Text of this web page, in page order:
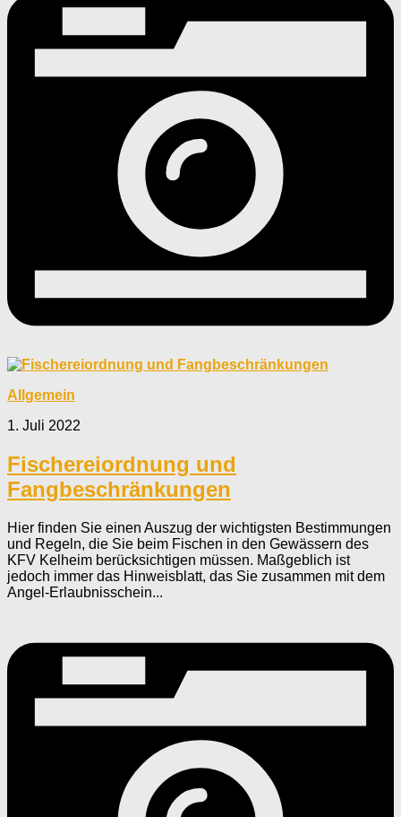
Allgemein
1. Juli 2022
Fischereiordnung und
Fangbeschränkungen
Hier finden Sie einen Auszug der wichtigsten Bestimmungen
und Regeln, die Sie beim Fischen in den Gewässern des
KFV Kelheim berücksichtigen müssen. Maßgeblich ist
jedoch immer das Hinweisblatt, das Sie zusammen mit dem
Angel-Erlaubnisschein...